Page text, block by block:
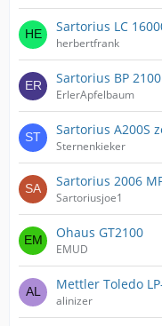
Sartorius LC
herbertfrank
Sartorius BP 2100
ErlerApfelbaum
Sartorius A200S
Sternenkieker
Sartorius 2006
Sartoriusjoe1
Ohaus GT2100
EMUD
Mettler Toledo
alinizer